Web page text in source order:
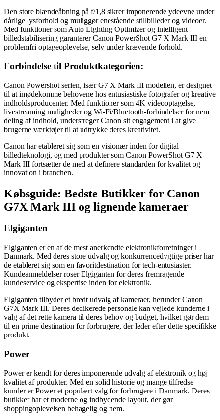
Den store blændeåbning på f/1,8 sikrer imponerende ydeevne under
dårlige lysforhold og muliggør enestående stillbilleder og videoer.
Med funktioner som Auto Lighting Optimizer og intelligent
billedstabilisering garanterer Canon PowerShot G7 X Mark III en
problemfri optageoplevelse, selv under krævende forhold.
Forbindelse til Produktkategorien:
Canon Powershot serien, især G7 X Mark III modellen, er designet
til at imødekomme behovene hos entusiastiske fotografer og kreative
indholdsproducenter. Med funktioner som 4K videooptagelse,
livestreaming muligheder og Wi-Fi/Bluetooth-forbindelser for nem
deling af indhold, understreger Canon sit engagement i at give
brugerne værktøjer til at udtrykke deres kreativitet.
Canon har etableret sig som en visionær inden for digital
billedteknologi, og med produkter som Canon PowerShot G7 X
Mark III fortsætter de med at definere standarden for kvalitet og
innovation i branchen.
Købsguide: Bedste Butikker for Canon
G7X Mark III og lignende kameraer
Elgiganten
Elgiganten er en af de mest anerkendte elektronikforretninger i
Danmark. Med deres store udvalg og konkurrencedygtige priser har
de etableret sig som en favoritdestination for tech-entusiaster.
Kundeanmeldelser roser Elgiganten for deres fremragende
kundeservice og ekspertise inden for elektronik.
Elgiganten tilbyder et bredt udvalg af kameraer, herunder Canon
G7X Mark III. Deres dedikerede personale kan vejlede kunderne i
valg af det rette kamera til deres behov og budget, hvilket gør dem
til en prime destination for forbrugere, der leder efter dette specifikke
produkt.
Power
Power er kendt for deres imponerende udvalg af elektronik og høj
kvalitet af produkter. Med en solid historie og mange tilfredse
kunder er Power et populært valg for forbrugere i Danmark. Deres
butikker har et moderne og indbydende layout, der gør
shoppingoplevelsen behagelig og nem.